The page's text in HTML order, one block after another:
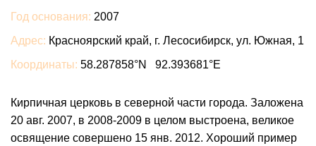
Год основания: 2007
Адрес: Красноярский край, г. Лесосибирск, ул. Южная, 1
Координаты: 58.287858°N 92.393681°E
Кирпичная церковь в северной части города. Заложена
20 авг. 2007, в 2008-2009 в целом выстроена, великое
освящение совершено 15 янв. 2012. Хороший пример